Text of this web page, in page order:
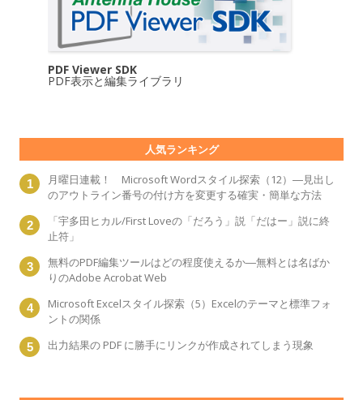
PDF Viewer SDK
PDF表示と編集ライブラリ
人気ランキング
月曜日連載！ Microsoft Wordスタイル探索（12）―見出し
のアウトライン番号の付け方を変更する確実・簡単な方法
「宇多田ヒカル/First Loveの「だろう」説「だはー」説に終
止符」
無料のPDF編集ツールはどの程度使えるか―無料とは名ばか
りのAdobe Acrobat Web
Microsoft Excelスタイル探索（5）Excelのテーマと標準フォ
ントの関係
出力結果の PDF に勝手にリンクが作成されてしまう現象